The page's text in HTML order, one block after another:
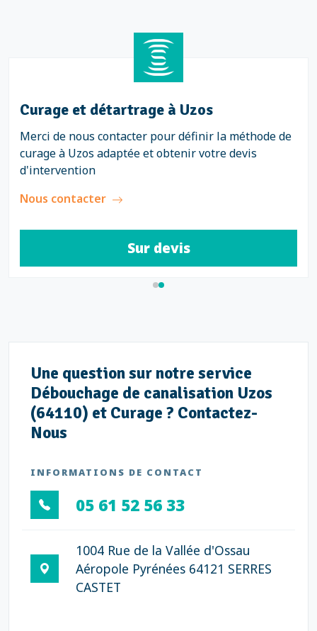
Curage et détartrage à Uzos
Merci de nous contacter pour définir la méthode de
curage à Uzos adaptée et obtenir votre devis
d'intervention
Nous contacter
Sur devis
Une question sur notre service
Débouchage de canalisation Uzos
(64110) et Curage ? Contactez-
Nous
INFORMATIONS DE CONTACT
05 61 52 56 33
1004 Rue de la Vallée d'Ossau
Aéropole Pyrénées 64121 SERRES
CASTET